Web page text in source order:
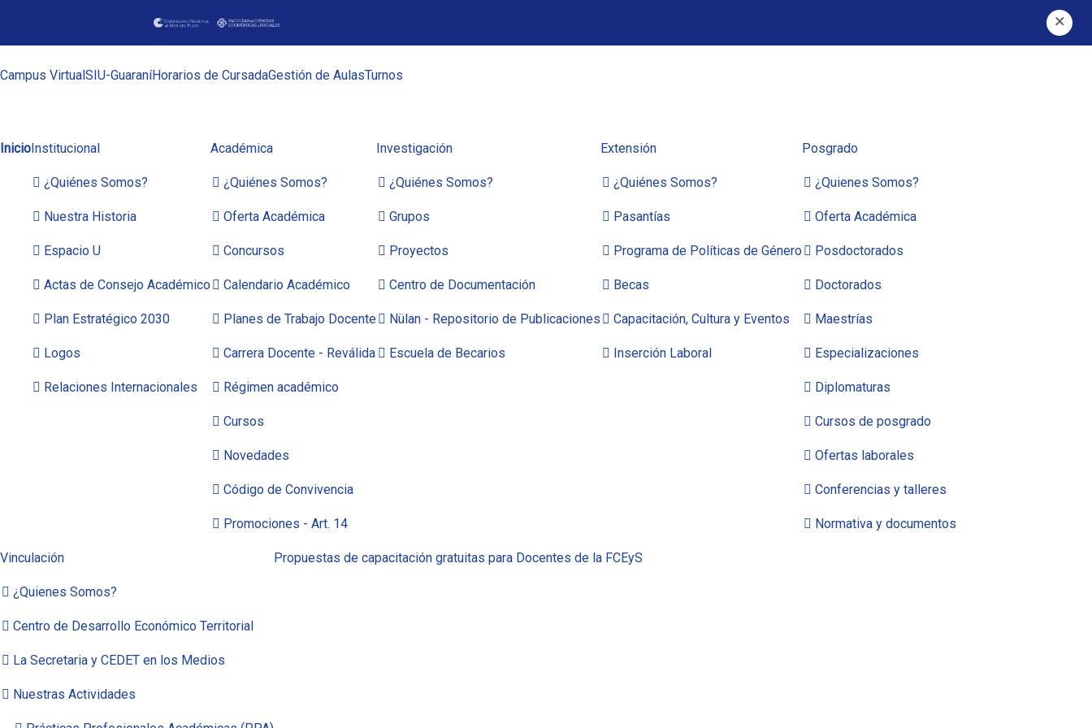
×
Campus VirtualSIU-GuaraníHorarios de CursadaGestión de AulasTurnos
InicioInstitucional
¿Quiénes Somos?
Nuestra Historia
Espacio U
Actas de Consejo Académico
Plan Estratégico 2030
Logos
Relaciones Internacionales
Académica
¿Quiénes Somos?
Oferta Académica
Concursos
Calendario Académico
Planes de Trabajo Docente
Carrera Docente - Reválida
Régimen académico
Cursos
Novedades
Código de Convivencia
Promociones - Art. 14
Investigación
¿Quiénes Somos?
Grupos
Proyectos
Centro de Documentación
Nülan - Repositorio de Publicaciones
Escuela de Becarios
Extensión
¿Quiénes Somos?
Pasantías
Programa de Políticas de Género
Becas
Capacitación, Cultura y Eventos
Inserción Laboral
Posgrado
¿Quienes Somos?
Oferta Académica
Posdoctorados
Doctorados
Maestrías
Especializaciones
Diplomaturas
Cursos de posgrado
Ofertas laborales
Conferencias y talleres
Normativa y documentos
Vinculación
¿Quienes Somos?
Centro de Desarrollo Económico Territorial
La Secretaria y CEDET en los Medios
Nuestras Actividades
Propuestas de capacitación gratuitas para Docentes de la FCEyS